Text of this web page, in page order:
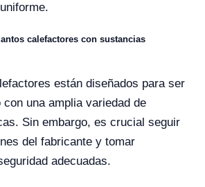
calefactores con sustancias
están diseñados para ser
una amplia variedad de
Sin embargo, es crucial seguir
del fabricante y tomar
adecuadas.